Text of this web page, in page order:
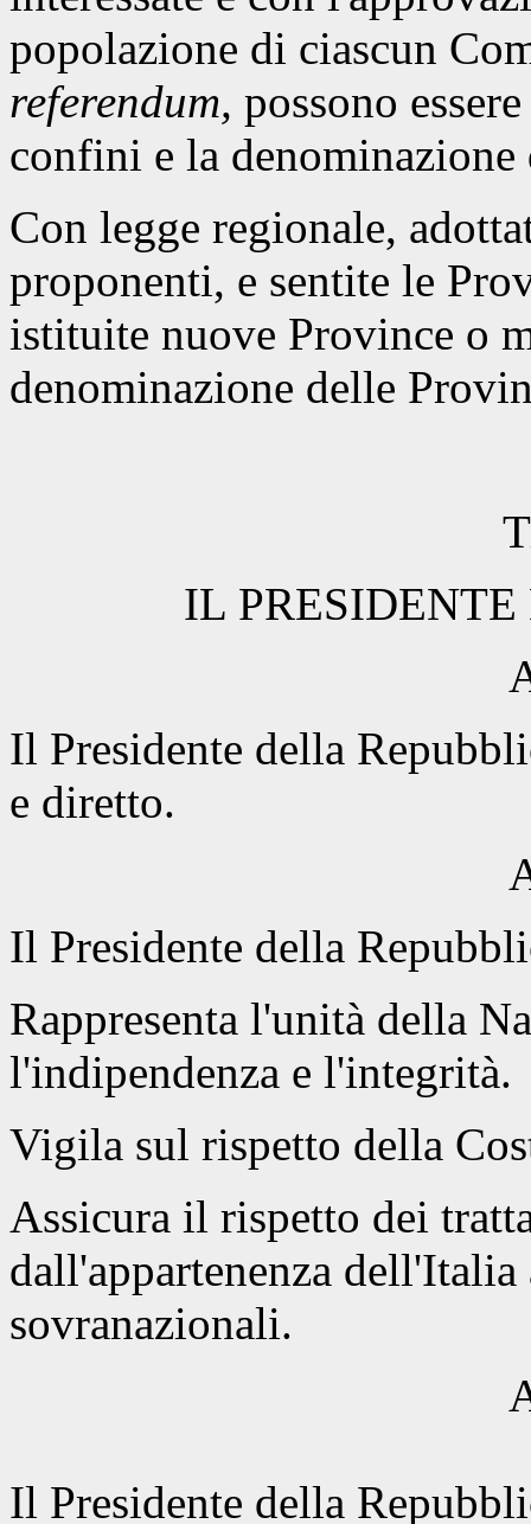
popolazione di ciascun
referendum, possono
confini e la
Con legge regionale,
proponenti, e sentite le
istituite nuove Province o
denominazione delle
IL
Il Presidente della
e diretto.
Il Presidente della
Rappresenta l'unità della
l'indipendenza e l'integrità.
Vigila sul rispetto della
Assicura il rispetto dei
dall'appartenenza
sovranazionali.
Il Presidente della